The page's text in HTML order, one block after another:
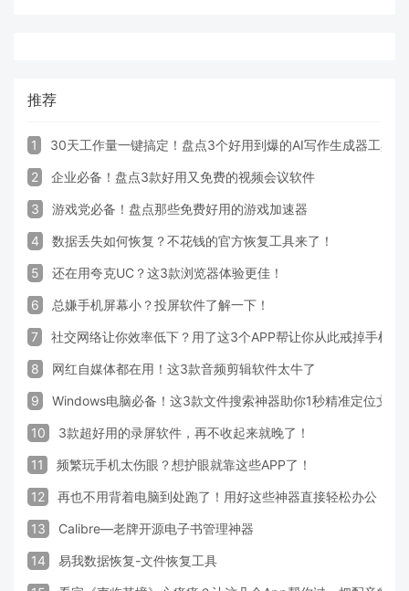
推荐
1 30天工作量一键搞定！盘点3个好用到爆的AI写作生成器工具
2 企业必备！盘点3款好用又免费的视频会议软件
3 游戏党必备！盘点那些免费好用的游戏加速器
4 数据丢失如何恢复？不花钱的官方恢复工具来了！
5 还在用夸克UC？这3款浏览器体验更佳！
6 总嫌手机屏幕小？投屏软件了解一下！
7 社交网络让你效率低下？用了这3个APP帮让你从此戒掉手机！
8 网红自媒体都在用！这3款音频剪辑软件太牛了
9 Windows电脑必备！这3款文件搜索神器助你1秒精准定位文件
10 3款超好用的录屏软件，再不收起来就晚了！
11 频繁玩手机太伤眼？想护眼就靠这些APP了！
12 再也不用背着电脑到处跑了！用好这些神器直接轻松办公
13 Calibre—老牌开源电子书管理神器
14 易我数据恢复-文件恢复工具